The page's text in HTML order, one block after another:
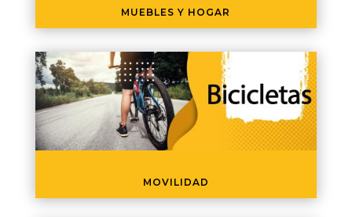
MUEBLES Y HOGAR
MOVILIDAD